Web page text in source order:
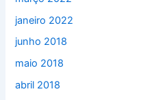
janeiro 2022
junho 2018
maio 2018
abril 2018